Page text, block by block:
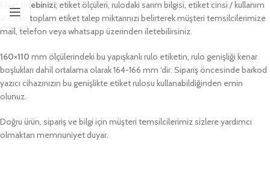
Fiyat talebinizi; etiket ölçüleri, rulodaki sarım bilgisi, etiket cinsi / kullanım
alanı ve toplam etiket talep miktarınızı belirterek müşteri temsilcilerimize
mail, telefon veya whatsapp üzerinden iletebilirsiniz.
160×110 mm ölçülerindeki bu yapışkanlı rulo etiketin, rulo genişliği kenar
boşlukları dahil ortalama olarak 164-166 mm ‘dir. Sipariş öncesinde barkod
yazıcı cihazınızın bu genişlikte etiket rulosu kullanabildiğinden emin
olunuz.
Doğru ürün, sipariş ve bilgi için müşteri temsilcilerimiz sizlere yardımcı
olmaktan memnuniyet duyar.